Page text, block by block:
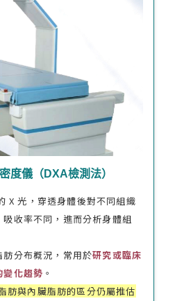
度儀（DXA檢測法）
X 光，穿透身體後對不同組織
吸收率不同，進而分析身體組
分布概況，常用於研究或臨床
變化趨勢 。
肪與內臟脂肪的區分仍屬推估